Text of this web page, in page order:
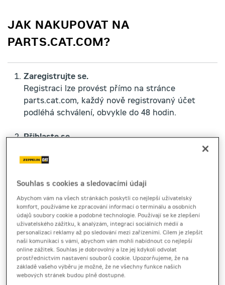
JAK NAKUPOVAT NA
PARTS.CAT.COM?
Zaregistrujte se.
Registraci lze provést přímo na stránce
parts.cat.com, každý nově registrovaný účet
podléhá schválení, obvykle do 48 hodin.
Přihlaste se.
Jakmile máte schválený uživatelský účet, není nic
snazšího, než se přihlásit do systému
přitom jednotný napříč celým digitálním
ekosystémem Cat.
Vyberte potřebné servisní díly.
S výběrem dílů na parts.cat.com pomáhá
přehledný katalog. Máte zde možnost nahlédnout
i do systému SIS, kde naleznete přehledná
schémata a rozkresy strojů Cat. Využít můžete i
Souhlas s cookies a sledovacími údaji
Abychom vám na všech stránkách poskytli co nejlepší uživatelský
komfort, používáme ke zpracování informací o terminálu a osobních
údajů soubory cookie a podobné technologie. Používají se ke zlepšení
uživatelského zážitku, k analýzám, integraci sociálních médií a
personalizaci reklamy až po sledování mezi zařízeními. Cílem je zlepšit
naši komunikaci s vámi, abychom vám mohli nabídnout co nejlepší
online zážitek. Souhlas je dobrovolný a lze jej kdykoli odvolat
prostřednictvím nastavení souborů cookie. Upozorňujeme, že na
základě vašeho výběru je možné, že ne všechny funkce našich
webových stránek budou plně dostupné.